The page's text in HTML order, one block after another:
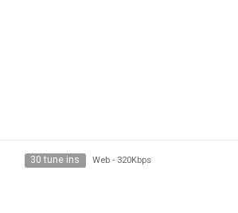
30 tune ins Web - 320Kbps